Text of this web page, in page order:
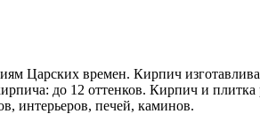
Царских времен. Кирпич
до 12 оттенков. Кирпич и
интерьеров, печей, каминов.